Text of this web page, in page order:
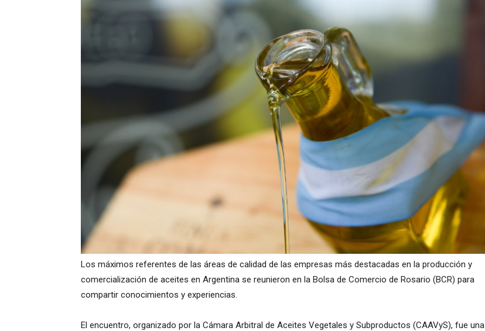
Los máximos referentes de las áreas de calidad de las empresas más destacadas en la producción y
comercialización de aceites en Argentina se reunieron en la Bolsa de Comercio de Rosario (BCR) para
compartir conocimientos y experiencias.
El encuentro, organizado por la Cámara Arbitral de Aceites Vegetales y Subproductos (CAAVyS), fue una